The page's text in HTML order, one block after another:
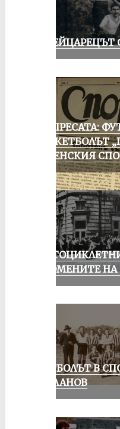
ШВЕЙЦАРЕЦЪТ
ОТ ПРЕСАТА:
БАСКЕТБОЛЪТ
РУСЕНСКИЯ
СПОМЕНИТЕ
ФУТБОЛЪТ В
МИЛАНОВ